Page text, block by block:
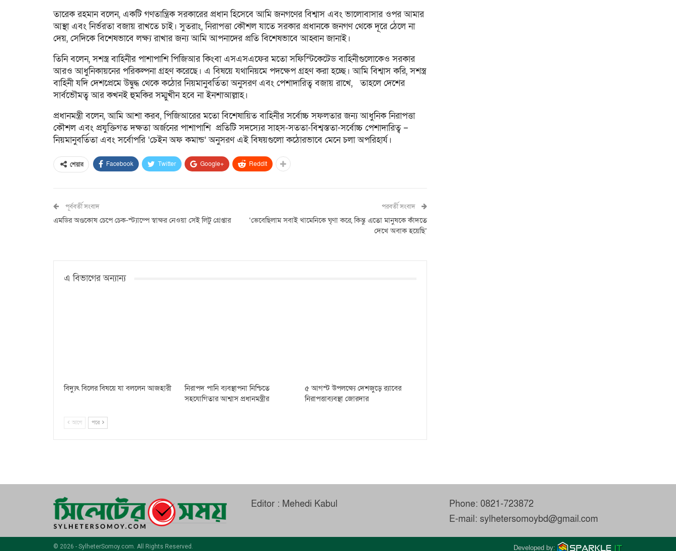
তারেক রহমান বলেন, একটি গণতান্ত্রিক সরকারের প্রধান হিসেবে আমি জনগণের বিশ্বাস এবং ভালোবাসার ওপর আমার
আস্থা এবং নির্ভরতা বজায় রাখতে চাই। সুতরাং, নিরাপত্তা কৌশল যাতে সরকার প্রধানকে জনগণ থেকে দূরে ঠেলে না
দেয়, সেদিকে বিশেষভাবে লক্ষ্য রাখার জন্য আমি আপনাদের প্রতি বিশেষভাবে আহ্বান জানাই।
তিনি বলেন, সশস্ত্র বাহিনীর পাশাপাশি পিজিআর কিংবা এসএসএফের মতো সফিস্টিকেটেড বাহিনীগুলোকেও সরকার
আরও আধুনিকায়নের পরিকল্পনা গ্রহণ করেছে। এ বিষয়ে যথানিয়মে পদক্ষেপ গ্রহণ করা হচ্ছে। আমি বিশ্বাস করি, সশস্ত্র
বাহিনী যদি দেশপ্রেমে উদ্বুদ্ধ থেকে কঠোর নিয়মানুবর্তিতা অনুসরণ এবং পেশাদারিত্ব বজায় রাখে, তাহলে দেশের
সার্বভৌমত্ব আর কখনই হুমকির সম্মুখীন হবে না ইনশাআল্লাহ।
প্রধানমন্ত্রী বলেন, আমি আশা করব, পিজিআরের মতো বিশেষায়িত বাহিনীর সর্বোচ্চ সফলতার জন্য আধুনিক নিরাপত্তা
কৌশল এবং প্রযুক্তিগত দক্ষতা অর্জনের পাশাপাশি প্রতিটি সদস্যের সাহস-সততা-বিশ্বস্ততা-সর্বোচ্চ পেশাদারিত্ব –
নিয়মানুবর্তিতা এবং সর্বোপরি ‌‘চেইন অফ কমান্ড’ অনুসরণ এই বিষয়গুলো কঠোরভাবে মেনে চলা অপরিহার্য।
শেয়ার Facebook Twitter Google+ ReddIt
পূর্ববর্তী সংবাদ
এমডির অণ্ডকোষ চেপে চেক-স্ট্যাম্পে স্বাক্ষর নেওয়া সেই লিটু গ্রেপ্তার
পরবর্তী সংবাদ
‘ভেবেছিলাম সবাই খামেনিকে ঘৃণা করে, কিন্তু এতো মানুষকে কাঁদতে
দেখে অবাক হয়েছি’
এ বিভাগের অন্যান্য
বিদ্যুৎ বিলের বিষয়ে যা বললেন আজহারী
নিরাপদ পানি ব্যবস্থাপনা নিশ্চিতে
সহযোগিতার আশ্বাস প্রধানমন্ত্রীর
৫ আগস্ট উপলক্ষ্যে দেশজুড়ে র‌্যাবের
নিরাপত্তাব্যবস্থা জোরদার
আগে পরে
Editor : Mehedi Kabul
Phone: 0821-723872
E-mail: sylhetersomoybd@gmail.com
© 2026 - SylheterSomoy.com. All Rights Reserved. Developed by: